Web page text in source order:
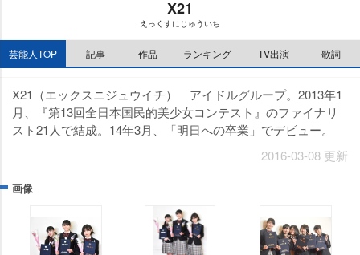
e
X21
えっくすにじゅういち
芸能人TOP 記事 作品 ランキング TV出演 歌詞
X21（エックスニジュウイチ） アイドルグループ。2013年1
月、『第13回全日本国民的美少女コンテスト』のファイナリ
スト21人で結成。14年3月、「明日への卒業」でデビュー。
2016-03-08 更新
画像